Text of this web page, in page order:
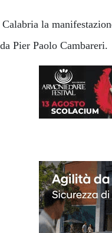
la
Pier Paolo Cambareri.